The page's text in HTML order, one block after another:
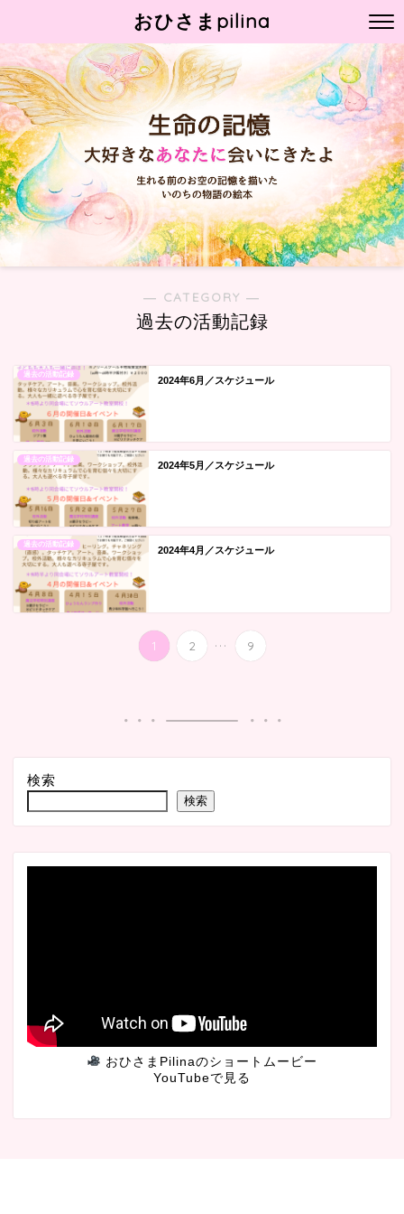
おひさまpilina
― CATEGORY ―
過去の活動記録
過去の活動記録
2024年6月／スケジュール
過去の活動記録
2024年5月／スケジュール
過去の活動記録
2024年4月／スケジュール
1 2 ... 9
検索
検索
おひさまPilinaのショートムービー
YouTubeで見る